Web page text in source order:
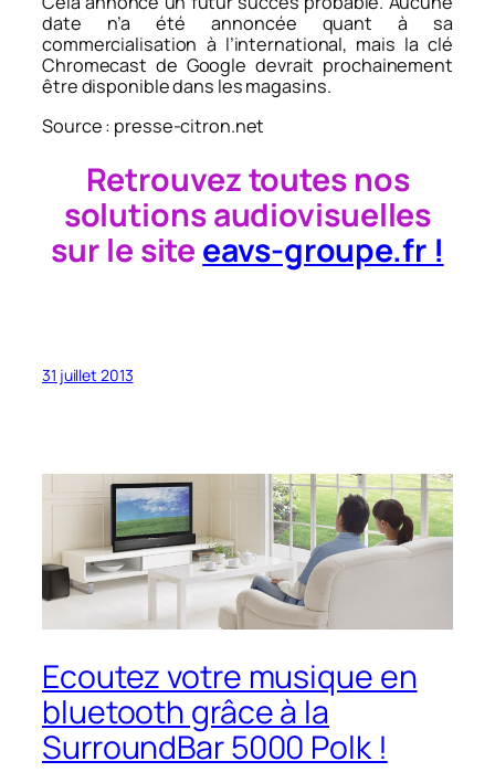
date n’a été annoncée quant à sa
commercialisation à l’international, mais la clé
Chromecast de Google devrait prochainement
être disponible dans les magasins.
Source : presse-citron.net
Retrouvez toutes nos
solutions audiovisuelles
sur le site eavs-groupe.fr !
31 juillet 2013
Ecoutez votre musique en
bluetooth grâce à la
SurroundBar 5000 Polk !